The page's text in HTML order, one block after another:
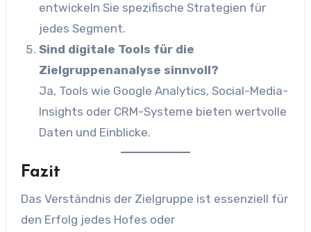
entwickeln Sie spezifische Strategien für
jedes Segment.
Sind digitale Tools für die
Zielgruppenanalyse sinnvoll?
Ja, Tools wie Google Analytics, Social-Media-
Insights oder CRM-Systeme bieten wertvolle
Daten und Einblicke.
Fazit
Das Verständnis der Zielgruppe ist essenziell für
den Erfolg jedes Hofes oder